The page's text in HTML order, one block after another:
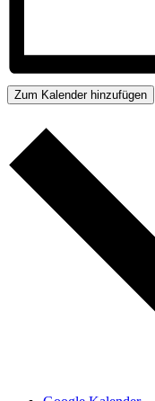
Zum Kalender hinzufügen